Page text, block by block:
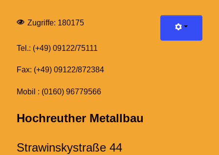
Zugriffe: 180175
Tel.: (+49) 09122/75111
Fax: (+49) 09122/872384
Mobil : (0160) 96779566
Hochreuther Metallbau
Strawinskystraße 44